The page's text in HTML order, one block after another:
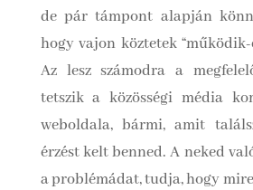
de pár támpont alapján
hogy vajon köztetek
Az lesz számodra a
tetszik a közösségi média
weboldala, bármi, amit
érzést kelt benned. A neked
a problémádat, tudja, hogy mire